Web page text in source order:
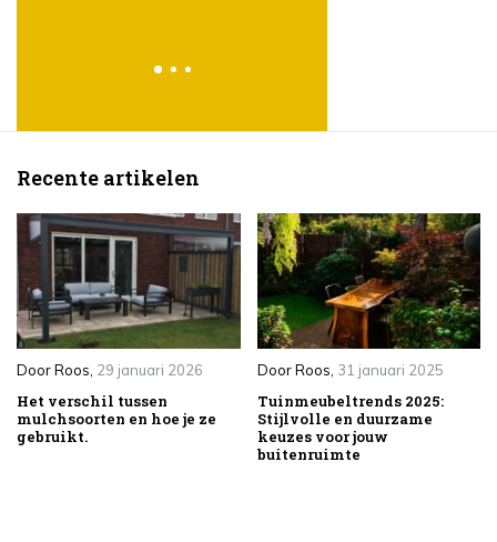
Recente artikelen
DoorRoos, 29 januari 2026
Het verschil tussen
mulchsoorten en hoe je ze
gebruikt.
DoorRoos, 31 januari 2025
Tuinmeubeltrends 2025:
Stijlvolle en duurzame
keuzes voor jouw
buitenruimte